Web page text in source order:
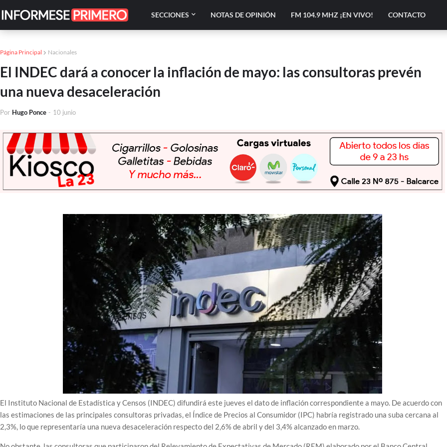
SECCIONES NOTAS DE OPINIÓN FM 104.9 MHZ ¡EN VIVO! CONTACTO
Página Principal Nacionales
El INDEC dará a conocer la inflación de mayo: las consultoras prevén
una nueva desaceleración
Por Hugo Ponce - 10 junio
El Instituto Nacional de Estadística y Censos (INDEC) difundirá este jueves el dato de inflación correspondiente a mayo. De acuerdo con
las estimaciones de las principales consultoras privadas, el Índice de Precios al Consumidor (IPC) habría registrado una suba cercana al
2,3%, lo que representaría una nueva desaceleración respecto del 2,6% de abril y del 3,4% alcanzado en marzo.